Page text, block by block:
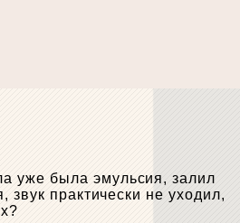
уже была эмульсия, залил
практически не уходил,